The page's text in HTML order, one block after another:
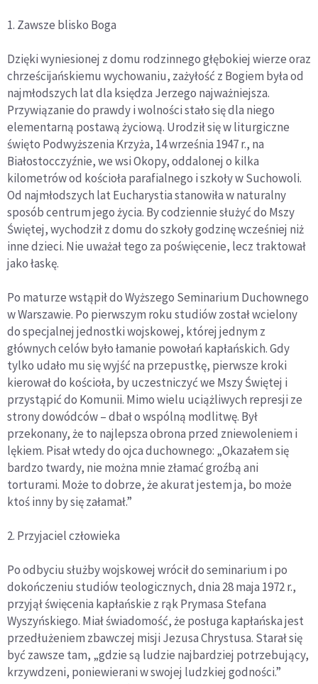
1. Zawsze blisko Boga
Dzięki wyniesionej z domu rodzinnego głębokiej wierze oraz
chrześcijańskiemu wychowaniu, zażyłość z Bogiem była od
najmłodszych lat dla księdza Jerzego najważniejsza.
Przywiązanie do prawdy i wolności stało się dla niego
elementarną postawą życiową. Urodził się w liturgiczne
święto Podwyższenia Krzyża, 14 września 1947 r., na
Białostocczyźnie, we wsi Okopy, oddalonej o kilka
kilometrów od kościoła parafialnego i szkoły w Suchowoli.
Od najmłodszych lat Eucharystia stanowiła w naturalny
sposób centrum jego życia. By codziennie służyć do Mszy
Świętej, wychodził z domu do szkoły godzinę wcześniej niż
inne dzieci. Nie uważał tego za poświęcenie, lecz traktował
jako łaskę.
Po maturze wstąpił do Wyższego Seminarium Duchownego
w Warszawie. Po pierwszym roku studiów został wcielony
do specjalnej jednostki wojskowej, której jednym z
głównych celów było łamanie powołań kapłańskich. Gdy
tylko udało mu się wyjść na przepustkę, pierwsze kroki
kierował do kościoła, by uczestniczyć we Mszy Świętej i
przystąpić do Komunii. Mimo wielu uciążliwych represji ze
strony dowódców – dbał o wspólną modlitwę. Był
przekonany, że to najlepsza obrona przed zniewoleniem i
lękiem. Pisał wtedy do ojca duchownego: „Okazałem się
bardzo twardy, nie można mnie złamać groźbą ani
torturami. Może to dobrze, że akurat jestem ja, bo może
ktoś inny by się załamał.”
2. Przyjaciel człowieka
Po odbyciu służby wojskowej wrócił do seminarium i po
dokończeniu studiów teologicznych, dnia 28 maja 1972 r.,
przyjął święcenia kapłańskie z rąk Prymasa Stefana
Wyszyńskiego. Miał świadomość, że posługa kapłańska jest
przedłużeniem zbawczej misji Jezusa Chrystusa. Starał się
być zawsze tam, „gdzie są ludzie najbardziej potrzebujący,
krzywdzeni, poniewierani w swojej ludzkiej godności.”